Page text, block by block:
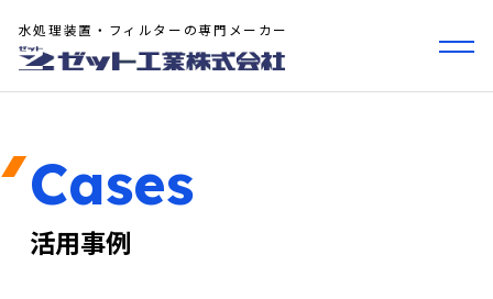
水処理装置・フィルターの専門メーカー
Cases
活用事例